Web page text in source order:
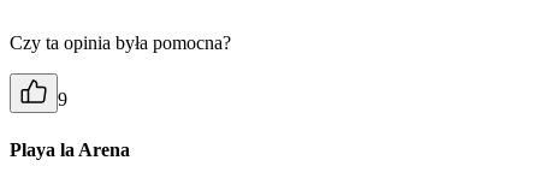
Czy ta opinia była pomocna?
9
Playa la Arena